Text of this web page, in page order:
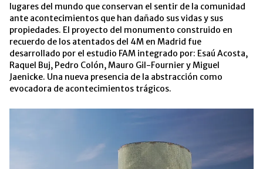
lugares del mundo que conservan el sentir de la comunidad
ante acontecimientos que han dañado sus vidas y sus
propiedades. El proyecto del monumento construido en
recuerdo de los atentados del 4M en Madrid fue
desarrollado por el estudio FAM integrado por: Esaú Acosta,
Raquel Buj, Pedro Colón, Mauro Gil-Fournier y Miguel
Jaenicke. Una nueva presencia de la abstracción como
evocadora de acontecimientos trágicos.